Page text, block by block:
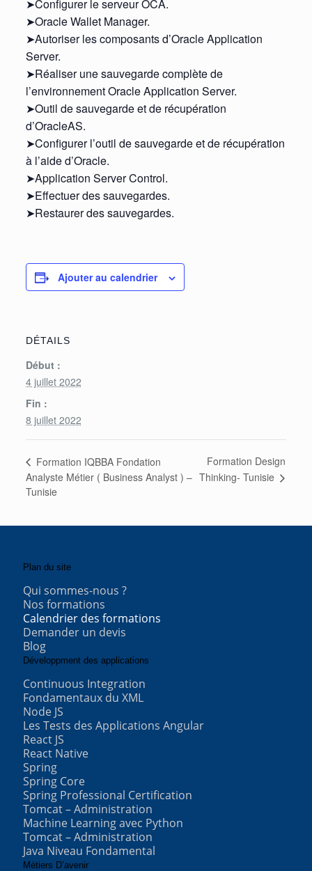
➤Configurer le serveur OCA.
➤Oracle Wallet Manager.
➤Autoriser les composants d’Oracle Application
Server.
➤Réaliser une sauvegarde complète de
l’environnement Oracle Application Server.
➤Outil de sauvegarde et de récupération
d’OracleAS.
➤Configurer l’outil de sauvegarde et de récupération
à l’aide d’Oracle.
➤Application Server Control.
➤Effectuer des sauvegardes.
➤Restaurer des sauvegardes.
Ajouter au calendrier
DÉTAILS
Début :
4 juillet 2022
Fin :
8 juillet 2022
Formation IQBBA Fondation
Analyste Métier ( Business Analyst ) –
Tunisie
Formation Design
Thinking- Tunisie
Plan du site
Qui sommes-nous ?
Nos formations
Calendrier des formations
Demander un devis
Blog
Développment des applications
Continuous Integration
Fondamentaux du XML
Node JS
Les Tests des Applications Angular
React JS
React Native
Spring
Spring Core
Spring Professional Certification
Tomcat – Administration
Machine Learning avec Python
Tomcat – Administration
Java Niveau Fondamental
Métiers D’avenir